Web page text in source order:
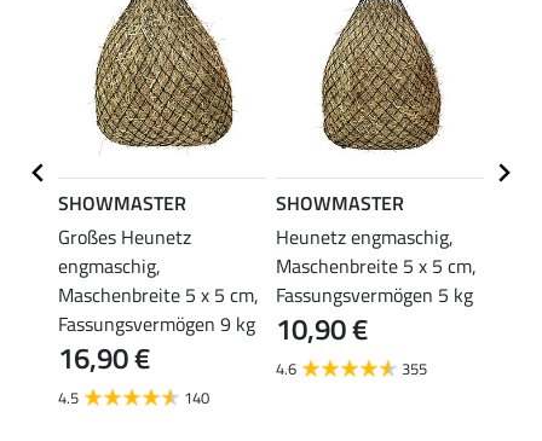
SHOWMASTER
Großes Heunetz
engmaschig,
Maschenbreite 5 x 5 cm,
Fassungsvermögen 9 kg
16,90 €
4.5 140
SHOWMASTER
Heunetz engmaschig,
Maschenbreite 5 x 5 cm,
Fassungsvermögen 5 kg
10,90 €
4.6 355